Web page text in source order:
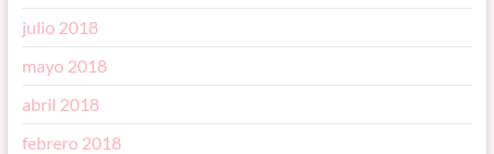
julio 2018
mayo 2018
abril 2018
febrero 2018